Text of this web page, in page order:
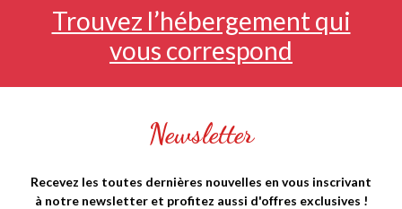
Trouvez l’hébergement qui
vous correspond
Newsletter
Recevez les toutes dernières nouvelles en vous inscrivant
à notre newsletter et profitez aussi d'offres exclusives !